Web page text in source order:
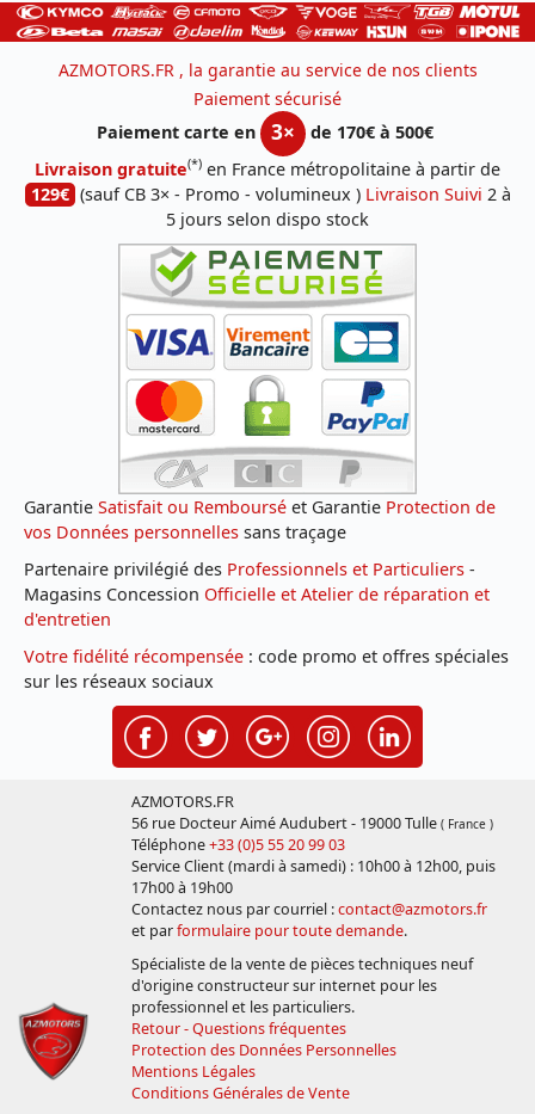
AZMOTORS.FR , la garantie au service de nos clients
Paiement sécurisé
Paiement carte en
3×
de 170€ à 500€
Livraison gratuite(*) en France métropolitaine à partir de
129€ (sauf CB 3× - Promo - volumineux ) Livraison Suivi 2 à
5 jours selon dispo stock
Garantie Satisfait ou Remboursé et Garantie Protection de
vos Données personnelles sans traçage
Partenaire privilégié des Professionnels et Particuliers -
Magasins Concession Officielle et Atelier de réparation et
d'entretien
Votre fidélité récompensée : code promo et offres spéciales
sur les réseaux sociaux
AZMOTORS.FR
56 rue Docteur Aimé Audubert - 19000 Tulle ( France )
Téléphone+33 (0)5 55 20 99 03
Service Client (mardi à samedi) : 10h00 à 12h00, puis
17h00 à 19h00
Contactez nous par courriel :contact@azmotors.fr
et parformulaire pour toute demande.
Spécialiste de la vente de pièces techniques neuf
d'origine constructeur sur internet pour les
professionnel et les particuliers.
Retour - Questions fréquentes
Protection des Données Personnelles
Mentions Légales
Conditions Générales de Vente